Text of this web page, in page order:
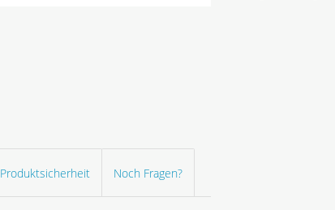
Produktsicherheit Noch Fragen?